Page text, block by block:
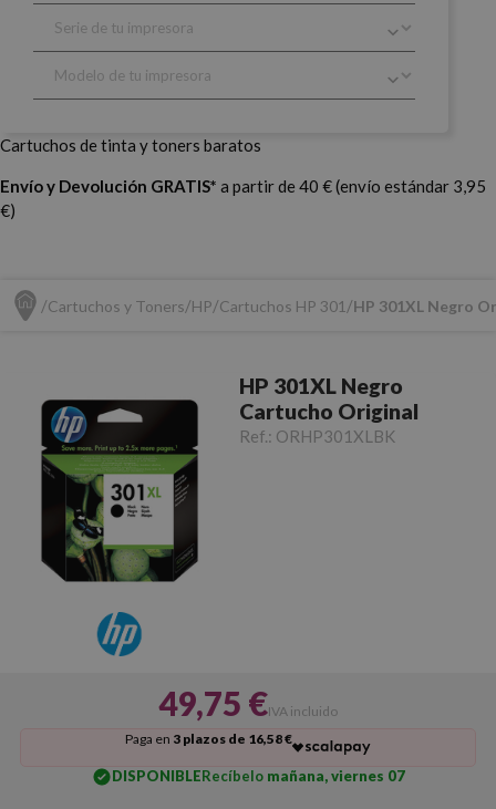
Cartuchos de tinta y toners baratos
Envío y Devolución GRATIS* a partir de 40 € (envío estándar 3,95
€)
Cartuchos y Toners HP Cartuchos HP 301 HP 301XL Negro
HP 301XL Negro
Cartucho Original
Ref.: ORHP301XLBK
49,75 €IVA incluido
Paga en 3 plazos de 16,58 €
DISPONIBLERecíbelo mañana, viernes 07